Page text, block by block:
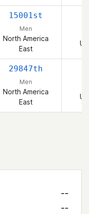
15001st
Men
North America
East
29847th
Men
North America
East
--
--